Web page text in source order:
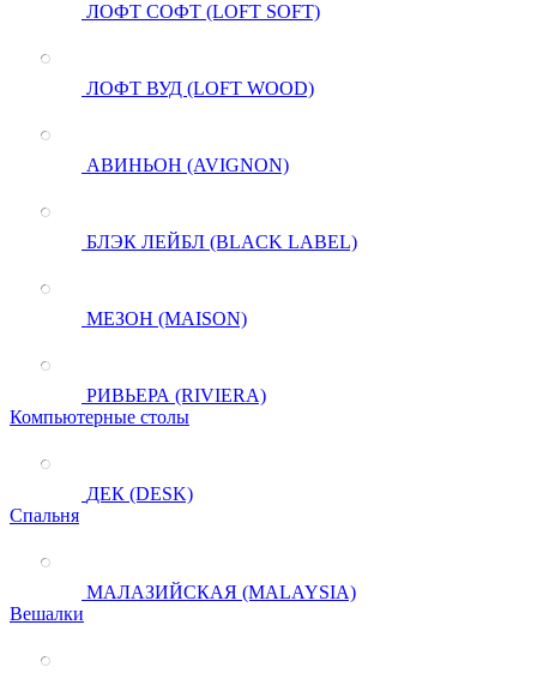
ЛОФТ СОФТ (LOFT SOFT)
ЛОФТ ВУД (LOFT WOOD)
АВИНЬОН (AVIGNON)
БЛЭК ЛЕЙБЛ (BLACK LABEL)
МЕЗОН (MAISON)
РИВЬЕРА (RIVIERA)
Компьютерные столы
ДЕК (DESK)
Спальня
МАЛАЗИЙСКАЯ (MALAYSIA)
Вешалки